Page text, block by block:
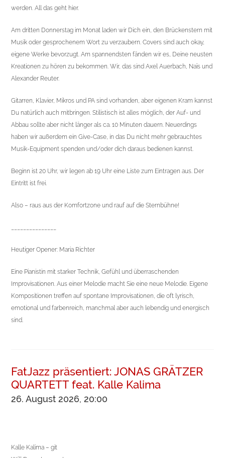
werden. All das geht hier.
Am dritten Donnerstag im Monat laden wir Dich ein, den Brückenstern mit
Musik oder gesprochenem Wort zu verzaubern. Covers sind auch okay,
eigene Werke bevorzugt. Am spannendsten fänden wir es, Deine neusten
Kreationen zu hören zu bekommen. Wir, das sind Axel Auerbach, Naïs und
Alexander Reuter.
Gitarren, Klavier, Mikros und PA sind vorhanden, aber eigenen Kram kannst
Du natürlich auch mitbringen. Stilistisch ist alles möglich, der Auf- und
Abbau sollte aber nicht länger als ca. 10 Minuten dauern. Neuerdings
haben wir außerdem ein Give-Case, in das Du nicht mehr gebrauchtes
Musik-Equipment spenden und/oder dich daraus bedienen kannst.
Beginn ist 20 Uhr, wir legen ab 19 Uhr eine Liste zum Eintragen aus. Der
Eintritt ist frei.
Also – raus aus der Komfortzone und rauf auf die Sternbühne!
Heutiger Opener: Maria Richter
Eine Pianistin mit starker Technik, Gefühl und überraschenden
Improvisationen. Aus einer Melodie macht Sie eine neue Melodie. Eigene
Kompositionen treffen auf spontane Improvisationen, die oft lyrisch,
emotional und farbenreich, manchmal aber auch lebendig und energisch
sind.
FatJazz präsentiert: JONAS GRÄTZER
QUARTETT feat. Kalle Kalima
26. August 2026, 20:00
Kalle Kalima – git